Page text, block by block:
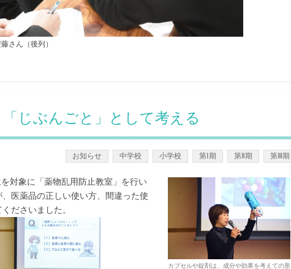
さん（後列）
じぶんごと」として考える
お知らせ 中学校 小学校 第Ⅰ期 第Ⅱ期 第Ⅲ期
対象に「薬物乱用防止教室」を行い
医薬品の正しい使い方、間違った使
ださいました。
カプセルや錠剤は、成分や効果を考えての形